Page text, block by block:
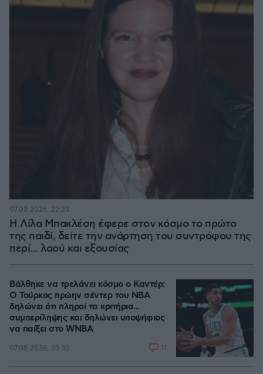
Η Λίλα Μπακλέση έφερε στον κόσμο το πρώτο
της παιδί, δείτε την ανάρτηση του συντρόφου της
περί... λαού και εξουσίας
07.08.2026, 22:23
Βάλθηκε να τρελάνει κόσμο ο Καντέρ:
Ο Τούρκος πρώην σέντερ του NBA
δηλώνει ότι πληροί τα κριτήρια...
συμπερίληψης και δηλώνει υποψήφιος
να παίξει στο WNBA
07.08.2026, 23:30 11